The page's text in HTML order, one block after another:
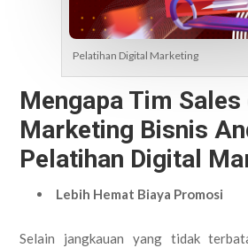
Pelatihan Digital Marketing
Mengapa Tim Sales
Marketing Bisnis
Pelatihan Digital
Lebih Hemat Biaya Promosi
Selain jangkauan yang tidak